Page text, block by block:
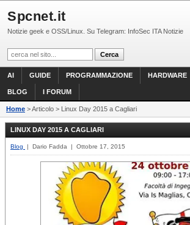
Spcnet.it
Notizie geek e OSS/Linux. Su Telegram: InfoSec ITA Notizie
AI GUIDE PROGRAMMAZIONE HARDWARE
BLOG I FORUM
Home > Articolo > Linux Day 2015 a Cagliari
LINUX DAY 2015 A CAGLIARI
Blog | Dario Fadda | Ottobre 17, 2015